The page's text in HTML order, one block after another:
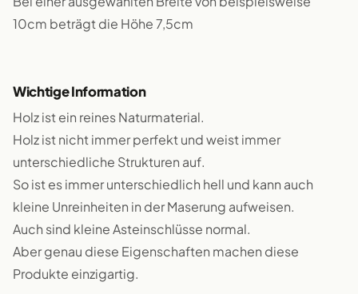
10cm beträgt die Höhe 7,5cm
Wichtige Information
Holz ist ein reines Naturmaterial.
Holz ist nicht immer perfekt und weist immer
unterschiedliche Strukturen auf.
So ist es immer unterschiedlich hell und kann auch
kleine Unreinheiten in der Maserung aufweisen.
Auch sind kleine Asteinschlüsse normal.
Aber genau diese Eigenschaften machen diese
Produkte einzigartig.